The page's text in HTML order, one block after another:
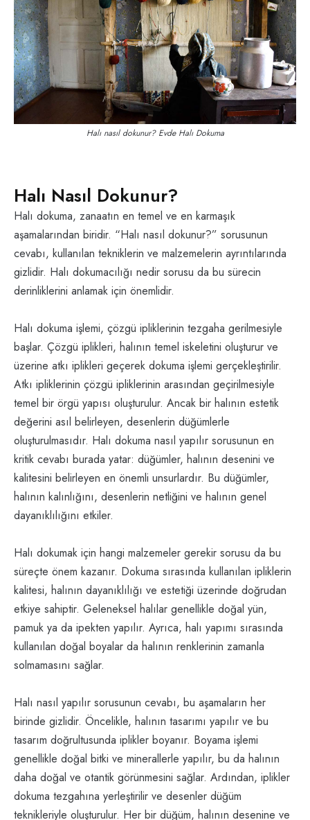
Halı nasıl dokunur? Evde Halı Dokuma
Halı Nasıl Dokunur?
Halı dokuma, zanaatın en temel ve en karmaşık
aşamalarından biridir. “Halı nasıl dokunur?” sorusunun
cevabı, kullanılan tekniklerin ve malzemelerin ayrıntılarında
gizlidir. Halı dokumacılığı nedir sorusu da bu sürecin
derinliklerini anlamak için önemlidir.
Halı dokuma işlemi, çözgü ipliklerinin tezgaha gerilmesiyle
başlar. Çözgü iplikleri, halının temel iskeletini oluşturur ve
üzerine atkı iplikleri geçerek dokuma işlemi gerçekleştirilir.
Atkı ipliklerinin çözgü ipliklerinin arasından geçirilmesiyle
temel bir örgü yapısı oluşturulur. Ancak bir halının estetik
değerini asıl belirleyen, desenlerin düğümlerle
oluşturulmasıdır. Halı dokuma nasıl yapılır sorusunun en
kritik cevabı burada yatar: düğümler, halının desenini ve
kalitesini belirleyen en önemli unsurlardır. Bu düğümler,
halının kalınlığını, desenlerin netliğini ve halının genel
dayanıklılığını etkiler.
Halı dokumak için hangi malzemeler gerekir sorusu da bu
süreçte önem kazanır. Dokuma sırasında kullanılan ipliklerin
kalitesi, halının dayanıklılığı ve estetiği üzerinde doğrudan
etkiye sahiptir. Geleneksel halılar genellikle doğal yün,
pamuk ya da ipekten yapılır. Ayrıca, halı yapımı sırasında
kullanılan doğal boyalar da halının renklerinin zamanla
solmamasını sağlar.
Halı nasıl yapılır sorusunun cevabı, bu aşamaların her
birinde gizlidir. Öncelikle, halının tasarımı yapılır ve bu
tasarım doğrultusunda iplikler boyanır. Boyama işlemi
genellikle doğal bitki ve minerallerle yapılır, bu da halının
daha doğal ve otantik görünmesini sağlar. Ardından, iplikler
dokuma tezgahına yerleştirilir ve desenler düğüm
teknikleriyle oluşturulur. Her bir düğüm, halının desenine ve